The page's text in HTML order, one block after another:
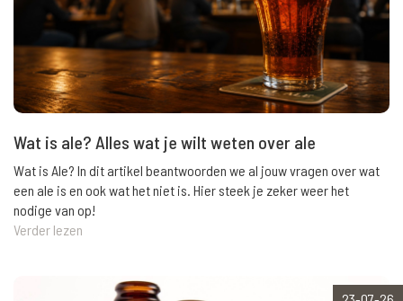
Wat is ale? Alles wat je wilt weten over ale
Wat is Ale? In dit artikel beantwoorden we al jouw vragen over wat
een ale is en ook wat het niet is. Hier steek je zeker weer het
nodige van op!
Verder lezen